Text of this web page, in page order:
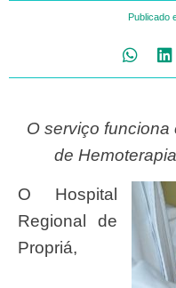
Publicado
O serviço funciona em parceria com o Centro
de
O Hospital
Regional de
Propriá,